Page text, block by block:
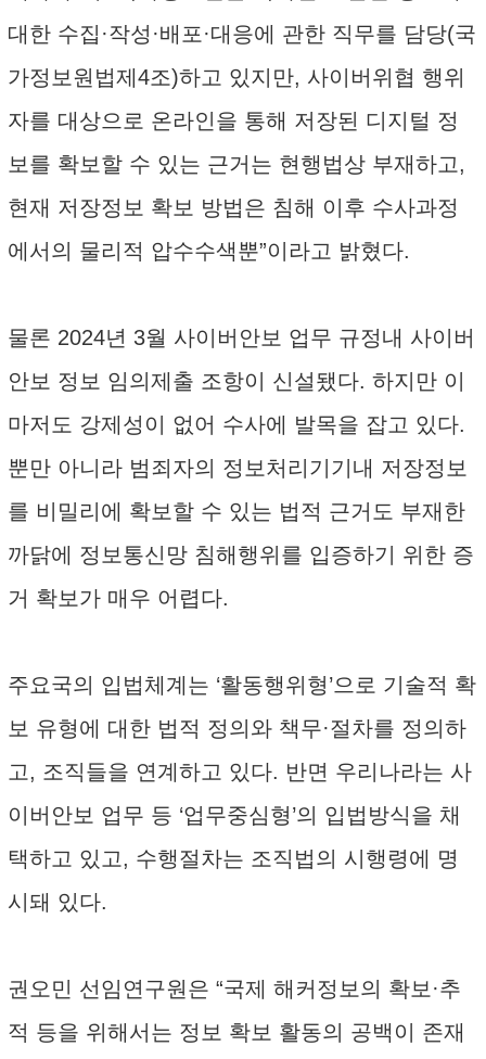
대한 수집·작성·배포·대응에 관한 직무를 담당(국
가정보원법제4조)하고 있지만, 사이버위협 행위
자를 대상으로 온라인을 통해 저장된 디지털 정
보를 확보할 수 있는 근거는 현행법상 부재하고,
현재 저장정보 확보 방법은 침해 이후 수사과정
에서의 물리적 압수수색뿐”이라고 밝혔다.
물론 2024년 3월 사이버안보 업무 규정내 사이버
안보 정보 임의제출 조항이 신설됐다. 하지만 이
마저도 강제성이 없어 수사에 발목을 잡고 있다.
뿐만 아니라 범죄자의 정보처리기기내 저장정보
를 비밀리에 확보할 수 있는 법적 근거도 부재한
까닭에 정보통신망 침해행위를 입증하기 위한 증
거 확보가 매우 어렵다.
주요국의 입법체계는 ‘활동행위형’으로 기술적 확
보 유형에 대한 법적 정의와 책무·절차를 정의하
고, 조직들을 연계하고 있다. 반면 우리나라는 사
이버안보 업무 등 ‘업무중심형’의 입법방식을 채
택하고 있고, 수행절차는 조직법의 시행령에 명
시돼 있다.
권오민 선임연구원은 “국제 해커정보의 확보·추
적 등을 위해서는 정보 확보 활동의 공백이 존재